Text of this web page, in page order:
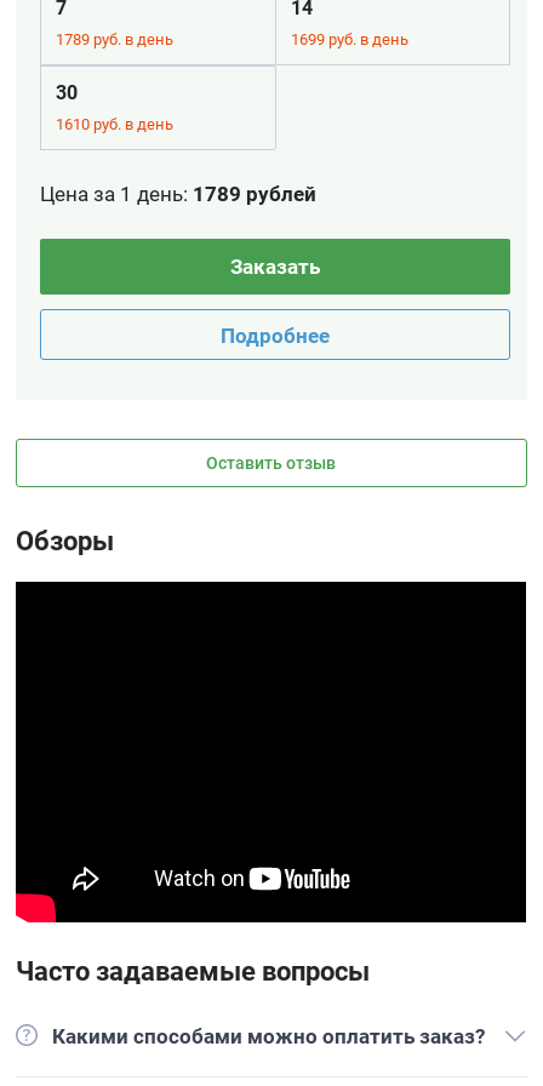
7
1789 руб. в день
14
1699 руб. в день
30
1610 руб. в день
Цена за 1 день: 1789 рублей
Заказать
Подробнее
Оставить отзыв
Обзоры
Часто задаваемые вопросы
Какими способами можно оплатить заказ?